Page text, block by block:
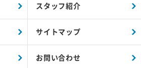
スタッフ紹介
サイトマップ
お問い合わせ